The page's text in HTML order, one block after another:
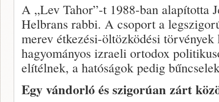
A „Lev Tahor”-t 1988-ban alapította
Helbrans rabbi. A csoport a
merev étkezési-öltözködési
hagyományos izraeli ortodox
elítélnek, a hatóságok pedig
Egy vándorló és szigorúan zárt